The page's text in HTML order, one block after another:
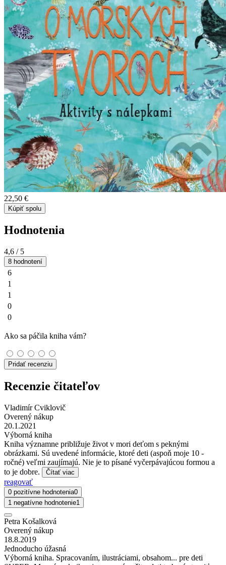
22,50 €
Kúpiť spolu
Hodnotenia
4,6 / 5
8 hodnotení
6
1
1
0
0
Ako sa páčila kniha vám?
Pridať recenziu
Recenzie čitateľov
Vladimír Cviklovič
Overený nákup
20.1.2021
Výborná kniha
Kniha významne približuje život v mori deťom s peknými
obrázkami. Sú uvedené informácie, ktoré deti (aspoň moje 10 -
ročné) veľmi zaujímajú. Nie je to písané vyčerpávajúcou formou a
to je dobre.
Čítať viac
reagovať
0 pozitívne hodnotenia0
1 negatívne hodnotenie1
Petra Košalková
Overený nákup
18.8.2019
Jednoducho úžasná
Výborná kniha. Spracovaním, ilustráciami, obsahom... pre deti